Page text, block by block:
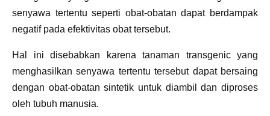
senyawa tertentu seperti obat-obatan dapat berdampak
negatif pada efektivitas obat tersebut.
Hal ini disebabkan karena tanaman transgenic yang
menghasilkan senyawa tertentu tersebut dapat bersaing
dengan obat-obatan sintetik untuk diambil dan diproses
oleh tubuh manusia.